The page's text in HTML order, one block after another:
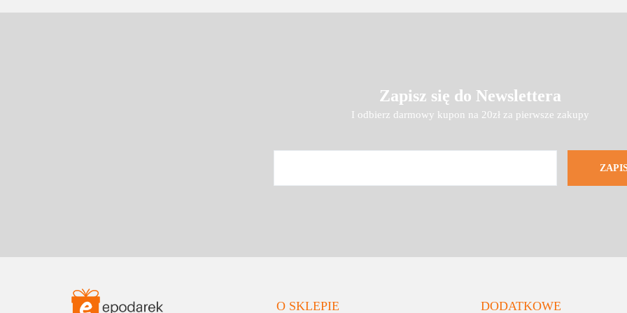
Zapisz się do Newslettera
I odbierz darmowy kupon na 20zł za pierwsze zakupy
O SKLEPIE DODATKOWE